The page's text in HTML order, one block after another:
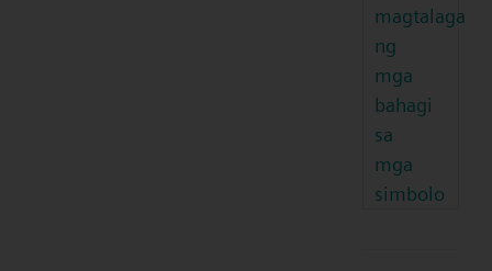
magtalaga
ng
mga
bahagi
sa
mga
simbolo